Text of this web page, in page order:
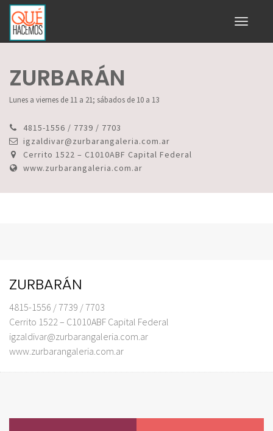
Toggle
ZURBARÁN
Lunes a viernes de 11 a 21; sábados de 10 a 13
4815-1556 / 7739 / 7703
igzaldivar@zurbarangaleria.com.ar
Cerrito 1522 – C1010ABF Capital Federal
www.zurbarangaleria.com.ar
ZURBARÁN
4815-1556 / 7739 / 7703
Cerrito 1522 – C1010ABF Capital Federal
igzaldivar@zurbarangaleria.com.ar
www.zurbarangaleria.com.ar